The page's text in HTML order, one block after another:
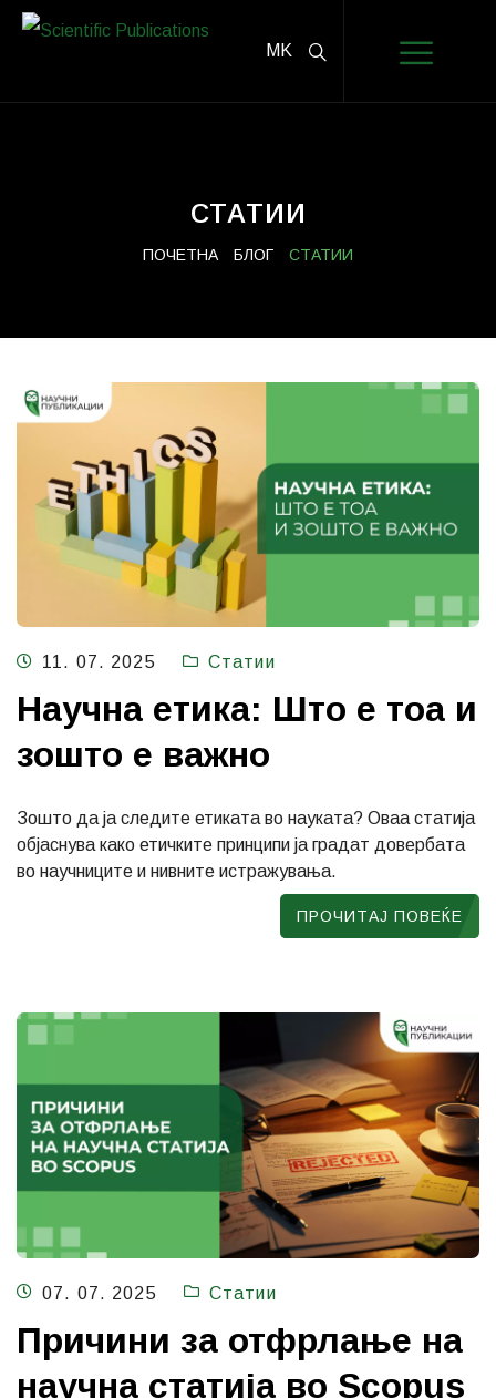
MK
СТАТИИ
ПОЧЕТНА БЛОГ СТАТИИ
11. 07. 2025 Статии
Научна етика: Што е тоа и
зошто е важно
Зошто да ја следите етиката во науката? Оваа статија
објаснува како етичките принципи ја градат довербата
во научниците и нивните истражувања.
ПРОЧИТАЈ ПОВЕЌЕ
07. 07. 2025 Статии
Причини за отфрлање на
научна статија во Scopus